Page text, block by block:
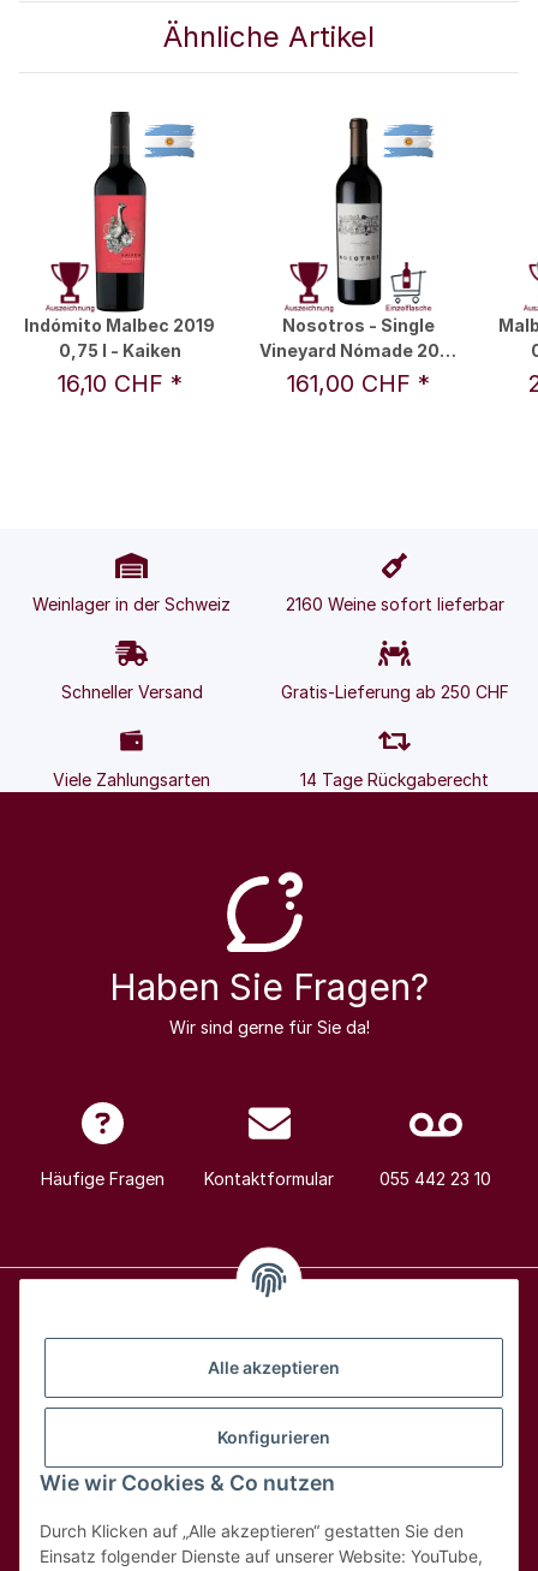
Alle akzeptieren
Konfigurieren
Wie wir Cookies & Co nutzen
Durch Klicken auf „Alle akzeptieren“ gestatten Sie den
Einsatz folgender Dienste auf unserer Website: YouTube,
Ähnliche Artikel
Indómito Malbec 2019
0,75 l - Kaiken
16,10 CHF *
Nosotros - Single
Vineyard Nómade 2019
0,75 l - Susana Balbo
161,00 CHF *
Weinlager in der Schweiz 2160 Weine sofort lieferbar
Schneller Versand Gratis-Lieferung ab 250 CHF
Viele Zahlungsarten 14 Tage Rückgaberecht
Haben Sie Fragen?
Wir sind gerne für Sie da!
Häufige Fragen Kontaktformular 055 442 23 10
Hilfe & Kontakt
Rechtliches